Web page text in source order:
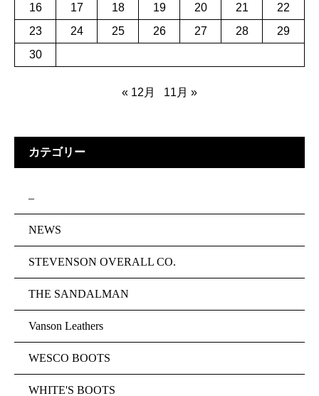
16
17 18 19 20 21
22
23
24 25 26 27 28
29
30
« 12月 11月 »
カテゴリー
–
NEWS
STEVENSON OVERALL CO.
THE SANDALMAN
Vanson Leathers
WESCO BOOTS
WHITE'S BOOTS